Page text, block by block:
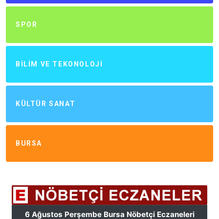
SPOR
BILIM VE TEKONOLOJI
KÜLTÜR SANAT
BURSA